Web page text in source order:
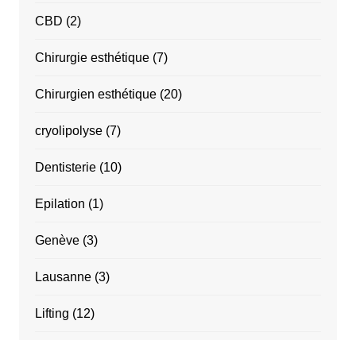
CBD (2)
Chirurgie esthétique(7)
Chirurgien esthétique(20)
cryolipolyse(7)
Dentisterie(10)
Epilation (1)
Genève(3)
Lausanne(3)
Lifting (12)